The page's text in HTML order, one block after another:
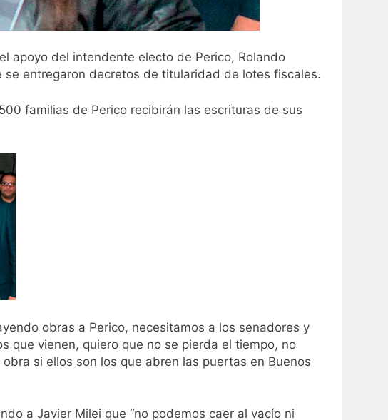
apoyo del intendente electo de Perico, Rolando
entregaron decretos de titularidad de lotes fiscales.
familias de Perico recibirán las escrituras de sus
obras a Perico, necesitamos a los senadores y
que vienen, quiero que no se pierda el tiempo, no
si ellos son los que abren las puertas en Buenos
a Javier Milei que “no podemos caer al vacío ni